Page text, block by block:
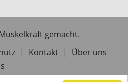
gemacht.
| Kontakt |
Über uns